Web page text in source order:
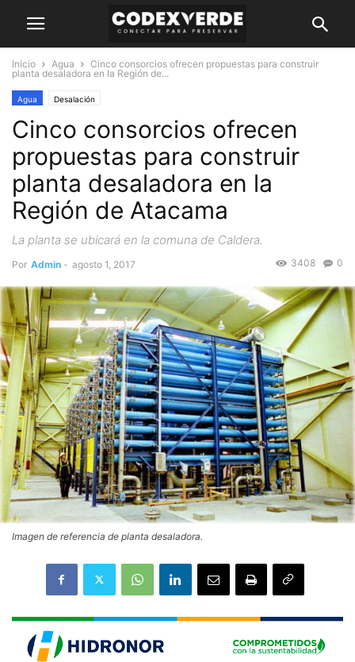
Inicio Agua
Cinco consorcios ofrecen propuestas para construir
planta desaladora en la Región de...
Agua Desalación
Cinco consorcios ofrecen
propuestas para construir
planta desaladora en la
Región de Atacama
La planta se ubicará en la comuna de Caldera.
Por Admin - agosto 1, 2017 0
3408
Imagen de referencia de planta desaladora.